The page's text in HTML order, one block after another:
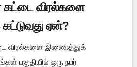
விரல்களை
ஏன்?
விரல்களை இணைத்துக்
பகுதியில் ஒரு நபர்